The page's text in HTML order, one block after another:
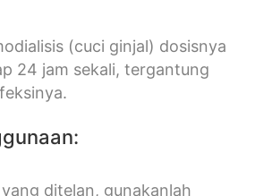
(cuci ginjal) dosisnya
24 jam sekali, tergantung
ditelan, gunakanlah